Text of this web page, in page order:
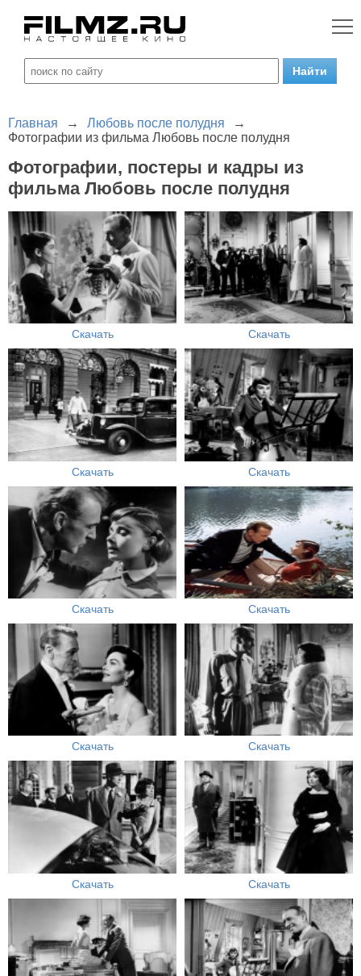
Главная → Любовь после полудня
→
Фотографии из фильма Любовь после полудня
Фотографии, постеры и кадры из
фильма Любовь после полудня
Скачать Скачать
Скачать Скачать
Скачать Скачать
Скачать Скачать
Скачать Скачать